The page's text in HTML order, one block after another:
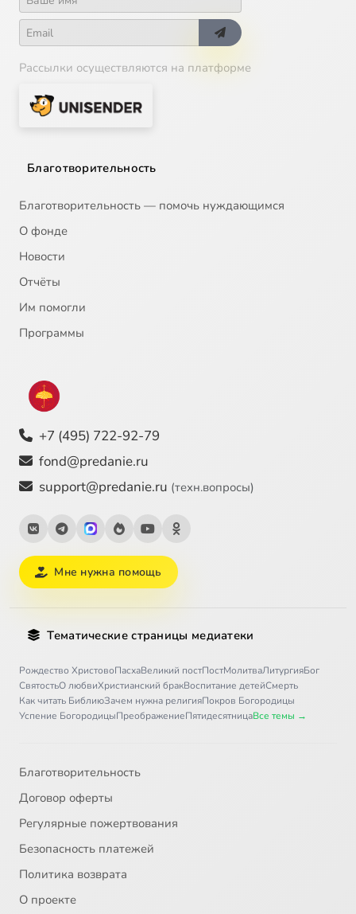
Рассылки осуществляются на платформе
Благотворительность
Благотворительность — помочь нуждающимся
О фонде
Новости
Отчёты
Им помогли
Программы
+7 (495) 722-92-79
fond@predanie.ru
support@predanie.ru (техн.вопросы)
Мне нужна помощь
Тематические страницы медиатеки
Рождество ХристовоПасхаВеликий постПостМолитваЛитургияБог
СвятостьО любвиХристианский бракВоспитание детейСмерть
Как читать БиблиюЗачем нужна религияПокров Богородицы
Успение БогородицыПреображениеПятидесятницаВсе темы →
Благотворительность
Договор оферты
Регулярные пожертвования
Безопасность платежей
Политика возврата
О проекте